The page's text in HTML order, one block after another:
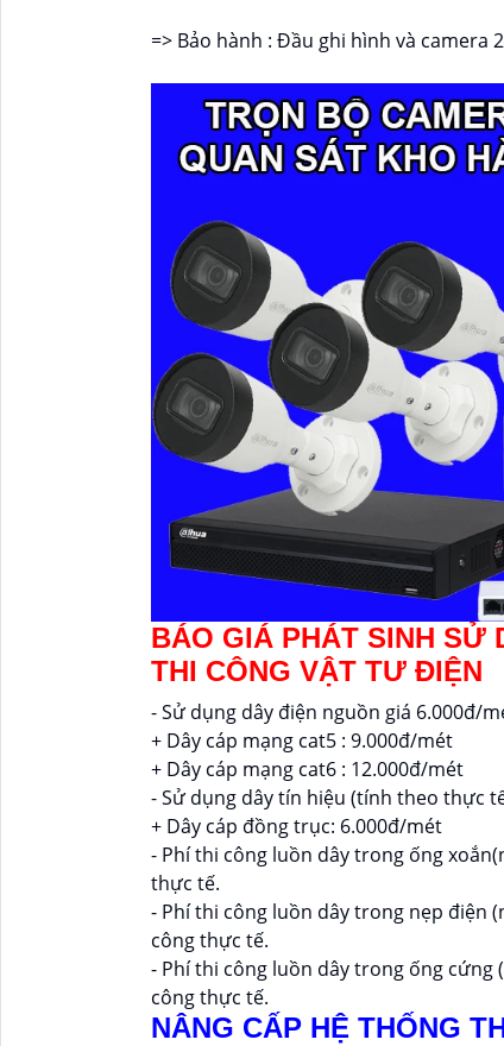
=> Bảo hành : Đầu ghi hình và camera
BÁO GIÁ PHÁT SINH SỬ
THI CÔNG VẬT TƯ ĐIỆN
- Sử dụng dây điện nguồn giá 6.000đ/
+ Dây cáp mạng cat5 : 9.000đ/mét
+ Dây cáp mạng cat6 : 12.000đ/mét
- Sử dụng dây tín hiệu (tính theo thực
+ Dây cáp đồng trục: 6.000đ/mét
- Phí thi công luồn dây trong ống
thực tế.
- Phí thi công luồn dây trong nẹp điện
công thực tế.
- Phí thi công luồn dây trong ống cứng
công thực tế.
NÂNG CẤP HỆ THỐNG